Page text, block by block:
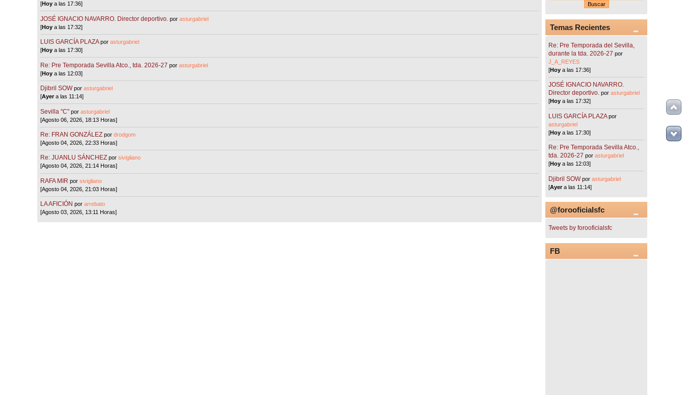
[Hoy a las 17:36]
JOSÉ IGNACIO NAVARRO. Director deportivo. porasturgabriel
[Hoy a las 17:32]
LUIS GARCÍA PLAZA porasturgabriel
[Hoy a las 17:30]
Re: Pre Temporada Sevilla Atco., tda. 2026-27 porasturgabriel
[Hoy a las 12:03]
Djibril SOW porasturgabriel
[Ayera las 11:14]
Sevilla "C"porasturgabriel
[Agosto 06, 2026, 18:13 Horas]
Re: FRAN GONZÁLEZ pordrodgom
[Agosto 04, 2026, 22:33 Horas]
Re: JUANLU SÁNCHEZ porsivigliano
[Agosto 04, 2026, 21:14 Horas]
RAFA MIR porsivigliano
[Agosto 04, 2026, 21:03 Horas]
LA AFICIÓN porarrebato
[Agosto 03, 2026, 13:11 Horas]
Temas Recientes
Re: Pre Temporada del Sevilla,
durante la tda. 2026-27 por
J_A_REYES
[Hoy a las 17:36]
JOSÉ IGNACIO NAVARRO.
Director deportivo. porasturgabriel
[Hoy a las 17:32]
LUIS GARCÍA PLAZA por
asturgabriel
[Hoy a las 17:30]
Re: Pre Temporada Sevilla Atco.,
tda. 2026-27 porasturgabriel
[Hoy a las 12:03]
Djibril SOW porasturgabriel
[Ayera las 11:14]
@forooficialsfc
Tweets by forooficialsfc
FB